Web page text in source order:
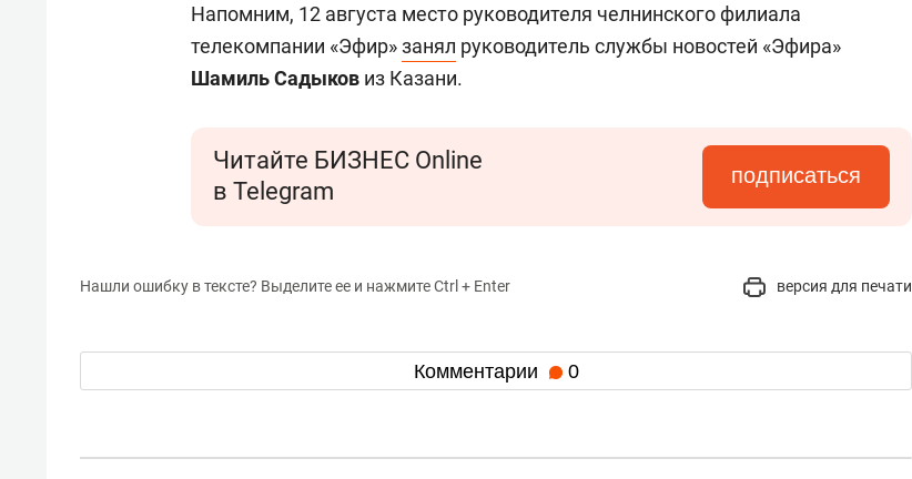
Напомним, 12 августа место руководителя челнинского филиала
телекомпании «Эфир»занял руководитель службы новостей «Эфира»
Шамиль Садыков из Казани.
Читайте БИЗНЕС Online
в Telegram
подписаться
Нашли ошибку в тексте? Выделите ее и нажмите Ctrl + Enter версия для печати
Комментарии 0